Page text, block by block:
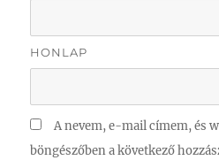
HONLAP
A nevem, e-mail címem, és
böngészőben a következő